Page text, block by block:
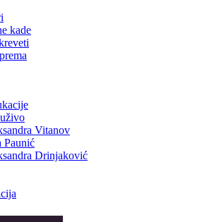
kade
Vitanov
Paunić
Drinjaković